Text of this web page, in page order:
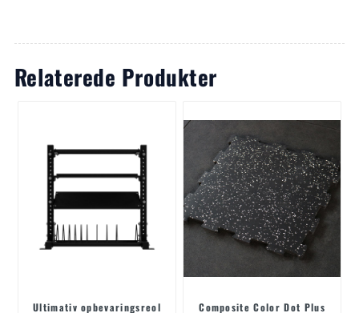
Relaterede Produkter
Ultimativ opbevaringsreol Composite Color Dot Plus